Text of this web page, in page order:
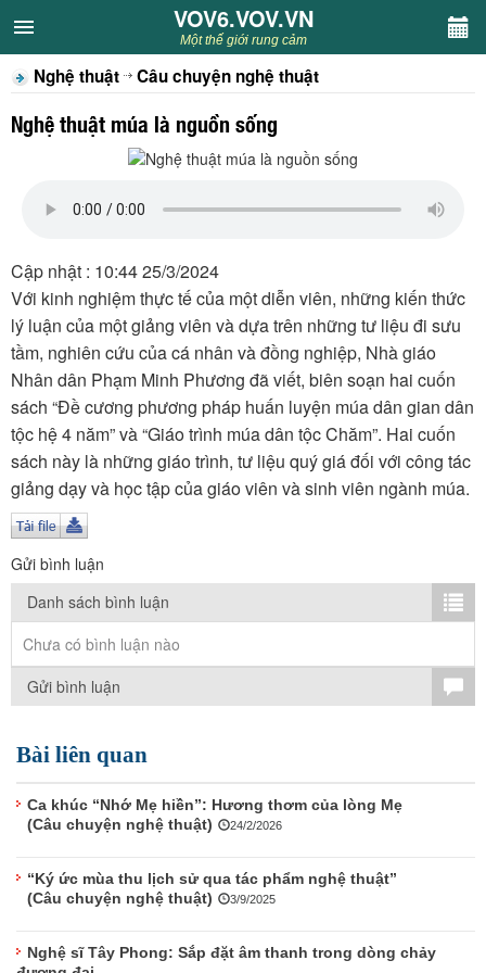
VOV6.VOV.VN
CHUYÊN MỤC
Khách VOV6
Sân khấu
Thiếu nhi
Kết nối VOV6
TÌM KIẾM
Vận hành bởi QI Corp
VOV6.VOV.VN
Một thế giới rung cảm
Nghệ thuật Câu chuyện nghệ thuật
Nghệ thuật múa là nguồn sống
Cập nhật : 10:44 25/3/2024
Với kinh nghiệm thực tế của một diễn viên, những kiến thức
lý luận của một giảng viên và dựa trên những tư liệu đi sưu
tầm, nghiên cứu của cá nhân và đồng nghiệp, Nhà giáo
Nhân dân Phạm Minh Phương đã viết, biên soạn hai cuốn
sách “Đề cương phương pháp huấn luyện múa dân gian dân
tộc hệ 4 năm” và “Giáo trình múa dân tộc Chăm”. Hai cuốn
sách này là những giáo trình, tư liệu quý giá đối với công tác
giảng dạy và học tập của giáo viên và sinh viên ngành múa.
Gửi bình luận
Danh sách bình luận
Chưa có bình luận nào
Gửi bình luận
Bài liên quan
Ca khúc “Nhớ Mẹ hiền”: Hương thơm của lòng Mẹ
(Câu chuyện nghệ thuật)
24/2/2026
“Ký ức mùa thu lịch sử qua tác phẩm nghệ thuật”
(Câu chuyện nghệ thuật)
3/9/2025
Nghệ sĩ Tây Phong: Sắp đặt âm thanh trong dòng chảy